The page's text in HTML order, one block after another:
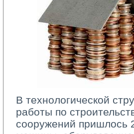
В технологической
работы по
сооружений пришлось